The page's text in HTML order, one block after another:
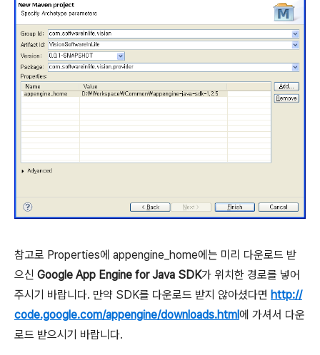
참고로 Properties에 appengine_home에는 미리 다운로드 받
으신 Google App Engine for Java SDK가 위치한 경로를 넣어
주시기 바랍니다. 만약 SDK를 다운로드 받지 않아셨다면 http://
code.google.com/appengine/downloads.html에 가셔서 다운
로드 받으시기 바랍니다.